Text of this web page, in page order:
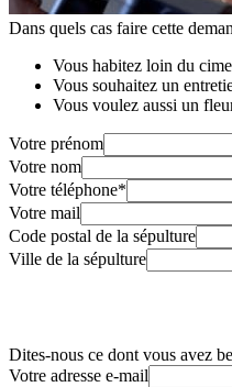
Dans quels cas faire cette
Vous habitez loin du
Vous souhaitez un
Vous voulez aussi un
Votre prénom
Votre nom
Votre téléphone*
Votre mail
Code postal de la sépulture
Ville de la sépulture
Dites-nous ce dont vous avez
Votre adresse e-mail